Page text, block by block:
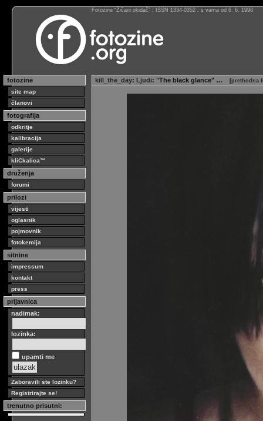
Fotozine “Žičani okidač” : ISSN 1334-0352 : s vama od 6. 6. 1998
fotozine
site map
članovi
fotografija
odkritje
kalibracija
galerije
kliCkalica™
druženja
forumi
prilozi
vijesti
oglasnik
pojmovnik
fotokemija
sitnine
impressum
kontakt
press
prijavnica
nadimak:
lozinka:
upamti me
Zaboravili ste lozinku?
Registrirajte se!
trenutno prisutni:
kill_the_day: Ljudi: "The black glance" … [prethodna